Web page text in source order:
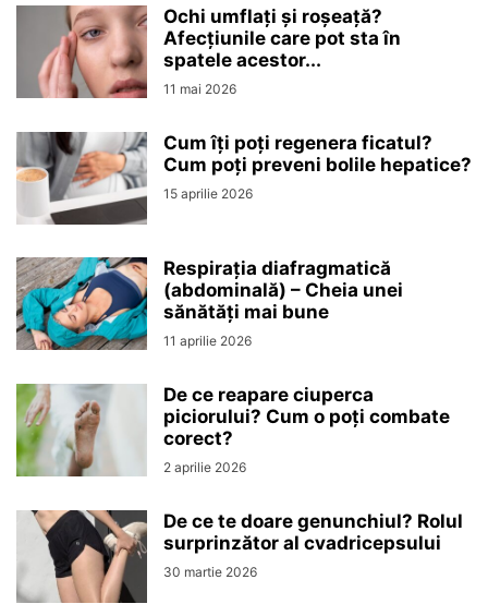
Ochi umflați și roșeață?
Afecțiunile care pot sta în
spatele acestor...
11 mai 2026
Cum îți poți regenera ficatul?
Cum poți preveni bolile hepatice?
15 aprilie 2026
Respirația diafragmatică
(abdominală) – Cheia unei
sănătăți mai bune
11 aprilie 2026
De ce reapare ciuperca
piciorului? Cum o poți combate
corect?
2 aprilie 2026
De ce te doare genunchiul? Rolul
surprinzător al cvadricepsului
30 martie 2026